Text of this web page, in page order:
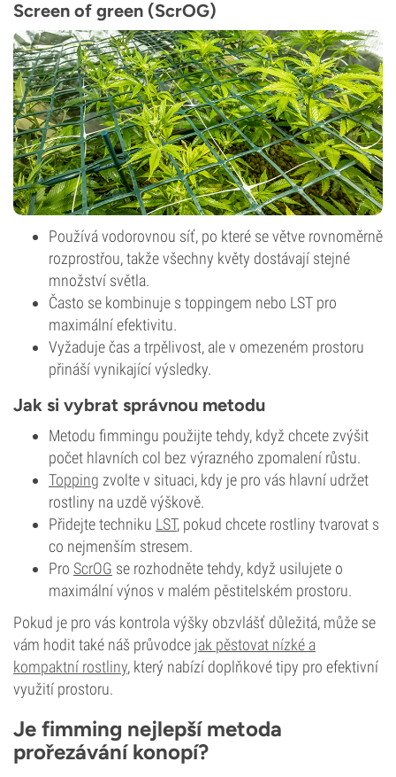
Screen of green (ScrOG)
Používá vodorovnou síť, po které se větve rovnoměrně
rozprostřou, takže všechny květy dostávají stejné
množství světla.
Často se kombinuje s toppingem nebo LST pro
maximální efektivitu.
Vyžaduje čas a trpělivost, ale v omezeném prostoru
přináší vynikající výsledky.
Jak si vybrat správnou metodu
Metodu fimmingu použijte tehdy, když chcete zvýšit
počet hlavních col bez výrazného zpomalení růstu.
Topping zvolte v situaci, kdy je pro vás hlavní udržet
rostliny na uzdě výškově.
Přidejte techniku LST, pokud chcete rostliny tvarovat s
co nejmenším stresem.
Pro ScrOG se rozhodněte tehdy, když usilujete o
maximální výnos v malém pěstitelském prostoru.
Pokud je pro vás kontrola výšky obzvlášť důležitá, může se
vám hodit také náš průvodce jak pěstovat nízké a
kompaktní rostliny, který nabízí doplňkové tipy pro efektivní
využití prostoru.
Je fimming nejlepší metoda
prořezávání konopí?